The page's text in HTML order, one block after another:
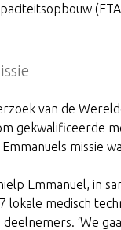
van de
gekwalificeerde
missie
Emmanuel, in
lokale medisch
deelnemers. ‘We